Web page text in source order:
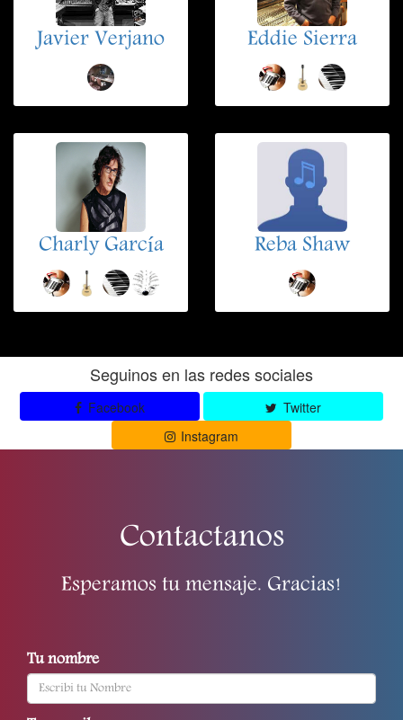
Javier Verjano Eddie Sierra
Charly García Reba Shaw
Seguinos en las redes sociales
Facebook
Twitter
Instagram
Contactanos
Esperamos tu mensaje. Gracias!
Tu nombre